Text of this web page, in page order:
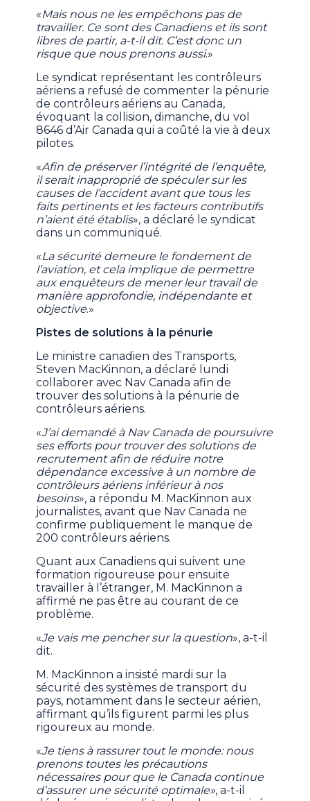
«Mais nous ne les empêchons pas de
travailler. Ce sont des Canadiens et ils sont
libres de partir, a-t-il dit. C’est donc un
risque que nous prenons aussi.»
Le syndicat représentant les contrôleurs
aériens a refusé de commenter la pénurie
de contrôleurs aériens au Canada,
évoquant la collision, dimanche, du vol
8646 d’Air Canada qui a coûté la vie à deux
pilotes.
«Afin de préserver l’intégrité de l’enquête,
il serait inapproprié de spéculer sur les
causes de l’accident avant que tous les
faits pertinents et les facteurs contributifs
n’aient été établis», a déclaré le syndicat
dans un communiqué.
«La sécurité demeure le fondement de
l’aviation, et cela implique de permettre
aux enquêteurs de mener leur travail de
manière approfondie, indépendante et
objective.»
Pistes de solutions à la pénurie
Le ministre canadien des Transports,
Steven MacKinnon, a déclaré lundi
collaborer avec Nav Canada afin de
trouver des solutions à la pénurie de
contrôleurs aériens.
«J’ai demandé à Nav Canada de poursuivre
ses efforts pour trouver des solutions de
recrutement afin de réduire notre
dépendance excessive à un nombre de
contrôleurs aériens inférieur à nos
besoins», a répondu M. MacKinnon aux
journalistes, avant que Nav Canada ne
confirme publiquement le manque de
200 contrôleurs aériens.
Quant aux Canadiens qui suivent une
formation rigoureuse pour ensuite
travailler à l’étranger, M. MacKinnon a
affirmé ne pas être au courant de ce
problème.
«Je vais me pencher sur la question», a-t-il
dit.
M. MacKinnon a insisté mardi sur la
sécurité des systèmes de transport du
pays, notamment dans le secteur aérien,
affirmant qu’ils figurent parmi les plus
rigoureux au monde.
«Je tiens à rassurer tout le monde: nous
prenons toutes les précautions
nécessaires pour que le Canada continue
d’assurer une sécurité optimale», a-t-il